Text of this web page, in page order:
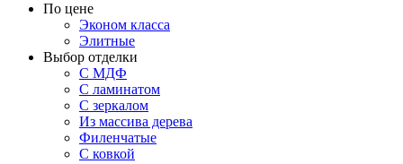
По цене
Эконом класса
Элитные
Выбор отделки
С МДФ
С ламинатом
С зеркалом
Из массива дерева
Филенчатые
С ковкой